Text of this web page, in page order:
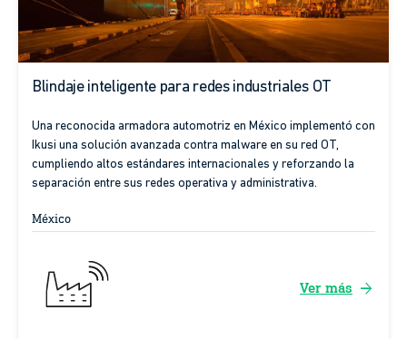
Blindaje inteligente para redes industriales OT
Una reconocida armadora automotriz en México implementó con
Ikusi una solución avanzada contra malware en su red OT,
cumpliendo altos estándares internacionales y reforzando la
separación entre sus redes operativa y administrativa.
México
Ver más arrow_forward